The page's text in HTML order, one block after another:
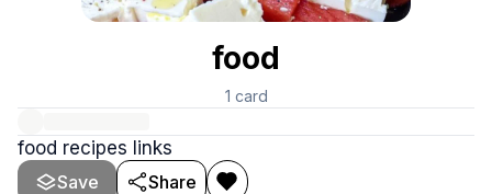
food
1 card
food recipes links
Save
Share